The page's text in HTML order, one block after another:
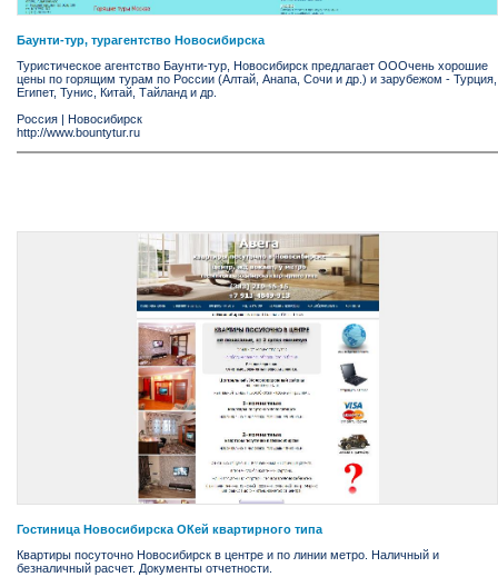
Баунти-тур, турагентство Новосибирска
Туристическое агентство Баунти-тур, Новосибирск предлагает ОООчень хорошие
цены по горящим турам по России (Алтай, Анапа, Сочи и др.) и зарубежом - Турция,
Египет, Тунис, Китай, Тайланд и др.
Россия | Новосибирск
http://www.bountytur.ru
Гостиница Новосибирска ОКей квартирного типа
Квартиры посуточно Новосибирск в центре и по линии метро. Наличный и
безналичный расчет. Документы отчетности.